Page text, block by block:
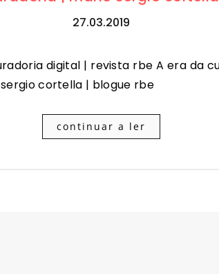
27.03.2019
cortella | blogue rbe
continuar a ler